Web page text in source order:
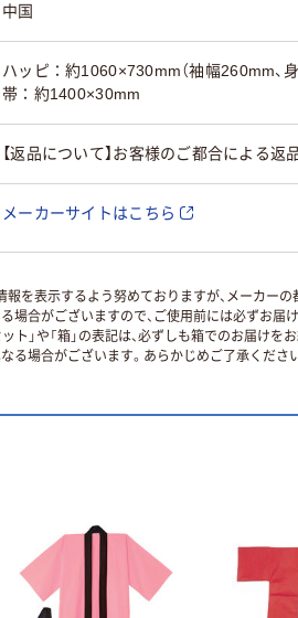
中国
ハッピ：約1060×730mm（袖幅260mm、身
帯：約1400×30mm
【返品について】お客様のご都合による返
メーカーサイトはこちら
を表示するよう努めておりますが、メーカーの
場合がございますので、ご使用前には必ずお
ト」や「箱」の表記は、必ずしも箱でのお届けを
る場合がございます。あらかじめご了承ください